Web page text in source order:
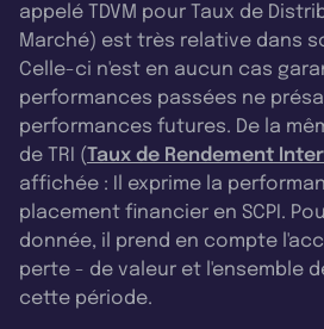
appelé TDVM pour Taux de
Marché) est très relative dans
Celle-ci n'est en aucun cas
performances passées ne
performances futures. De la
de TRI (Taux de Rendement
affichée : Il exprime la
placement financier en SCPI.
donnée, il prend en compte
perte - de valeur et l'ensemble
cette période.